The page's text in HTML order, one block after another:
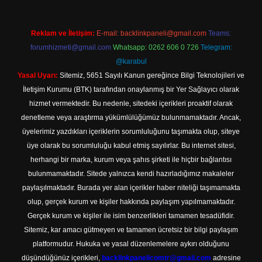
Reklam ve İletişim: E-mail: backlinkpaneli@gmail.com Teams:
forumhizmeti@gmail.com Whatsapp: 0262 606 0 726 Telegram:
@karabul
Yasal Uyarı: Sitemiz, 5651 Sayılı Kanun gereğince Bilgi Teknolojileri ve
İletişim Kurumu (BTK) tarafından onaylanmış bir Yer Sağlayıcı olarak
hizmet vermektedir. Bu nedenle, sitedeki içerikleri proaktif olarak
denetleme veya araştırma yükümlülüğümüz bulunmamaktadır. Ancak,
üyelerimiz yazdıkları içeriklerin sorumluluğunu taşımakta olup, siteye
üye olarak bu sorumluluğu kabul etmiş sayılırlar. Bu internet sitesi,
herhangi bir marka, kurum veya şahıs şirketi ile hiçbir bağlantısı
bulunmamaktadır. Sitede yalnızca kendi hazırladığımız makaleler
paylaşılmaktadır. Burada yer alan içerikler haber niteliği taşımamakta
olup, gerçek kurum ve kişiler hakkında paylaşım yapılmamaktadır.
Gerçek kurum ve kişiler ile isim benzerlikleri tamamen tesadüfidir.
Sitemiz, kar amacı gütmeyen ve tamamen ücretsiz bir bilgi paylaşım
platformudur. Hukuka ve yasal düzenlemelere aykırı olduğunu
düşündüğünüz içerikleri, backlinkpanelicomtr@gmail.com adresine